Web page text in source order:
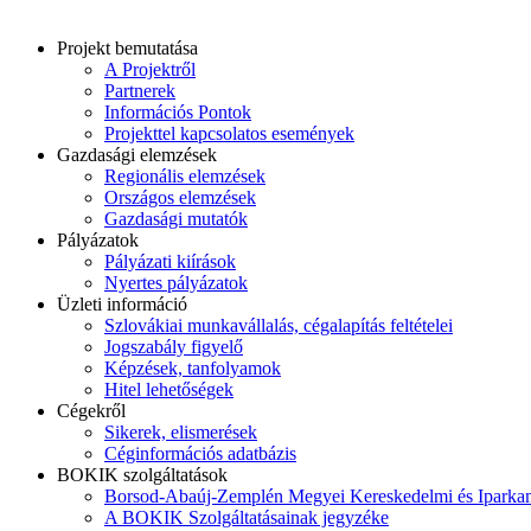
Projekt bemutatása
A Projektről
Partnerek
Információs Pontok
Projekttel kapcsolatos események
Gazdasági elemzések
Regionális elemzések
Országos elemzések
Gazdasági mutatók
Pályázatok
Pályázati kiírások
Nyertes pályázatok
Üzleti információ
Szlovákiai munkavállalás, cégalapítás feltételei
Jogszabály figyelő
Képzések, tanfolyamok
Hitel lehetőségek
Cégekről
Sikerek, elismerések
Céginformációs adatbázis
BOKIK szolgáltatások
Borsod-Abaúj-Zemplén Megyei Kereskedelmi és
A BOKIK Szolgáltatásainak jegyzéke